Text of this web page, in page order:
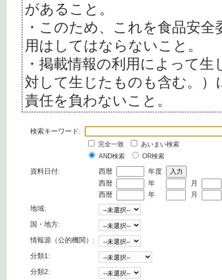
があること。
・このため、これを食品安
用はしてはならないこと。
・掲載情報の利用によって
対して生じたものも含む。
責任を負わないこと。
検索キーワード:
完全一致
あいまい検索
AND検索
OR検索
資料日付: 西暦
年度
西暦
年
月
西暦
年
月
地域:
国・地方:
情報源（公的機関）:
分類1:
分類2: